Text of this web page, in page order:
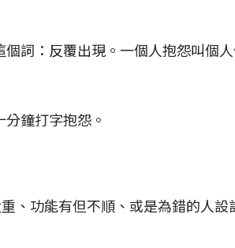
個詞：反覆出現。一個人抱怨叫個
鐘打字抱怨。
、功能有但不順、或是為錯的人設